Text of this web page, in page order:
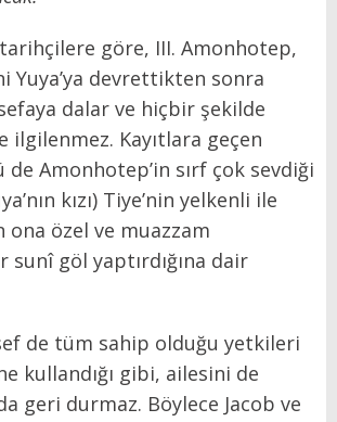
tarihçilere göre, III. Amonhotep,
Yuya’ya devrettikten sonra
dalar ve hiçbir şekilde
ilgilenmez. Kayıtlara geçen
Amonhotep’in sırf çok sevdiği
kızı) Tiye’nin yelkenli ile
ona özel ve muazzam
göl yaptırdığına dair
de tüm sahip olduğu yetkileri
kullandığı gibi, ailesini de
geri durmaz. Böylece Jacob ve